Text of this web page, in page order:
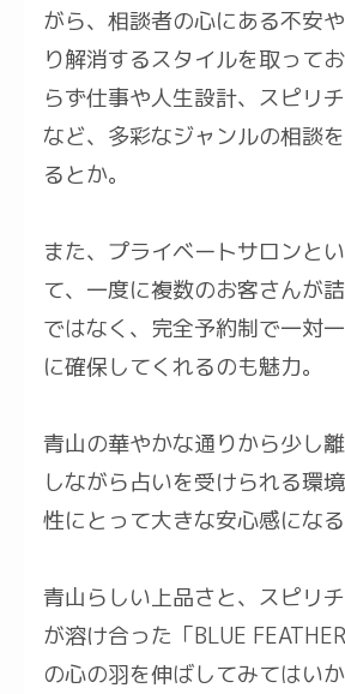
がら、相談者の心にある不安
り解消するスタイルを取って
らず仕事や人生設計、スピリ
など、多彩なジャンルの相談
るとか。
また、プライベートサロンと
て、一度に複数のお客さんが
ではなく、完全予約制で一対
に確保してくれるのも魅力。
青山の華やかな通りから少し
しながら占いを受けられる環
性にとって大きな安心感になる
青山らしい上品さと、スピリ
が溶け合った「BLUE
の心の羽を伸ばしてみてはい